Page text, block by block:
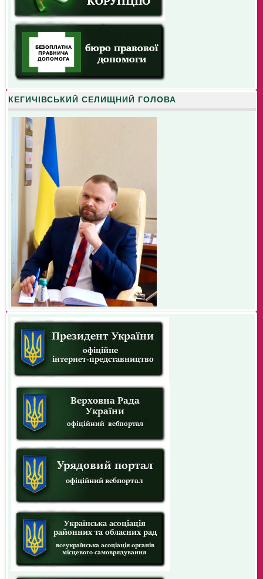
КЕГИЧІВСЬКИЙ СЕЛИЩНИЙ ГОЛОВА